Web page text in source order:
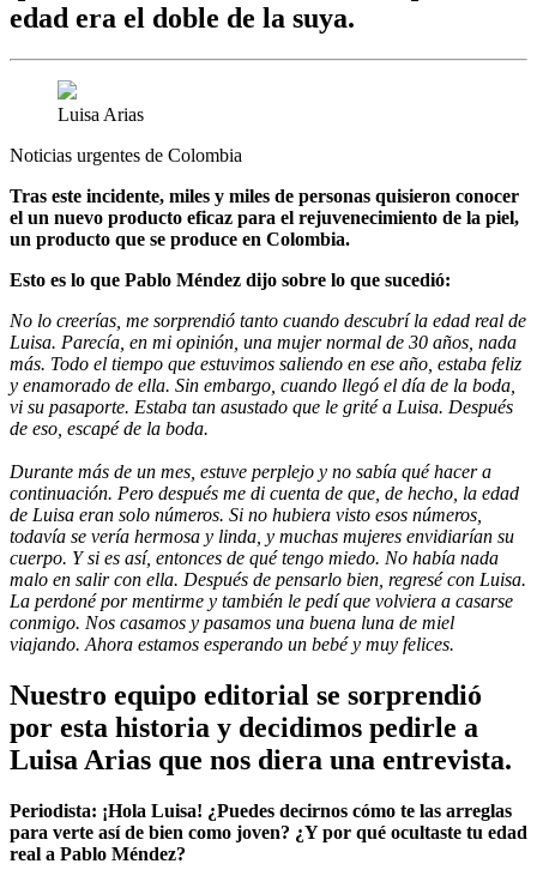
edad era el doble de la suya.
Luisa Arias
Noticias urgentes de Colombia
Tras este incidente, miles y miles de personas quisieron conocer
el un nuevo producto eficaz para el rejuvenecimiento de la piel,
un producto que se produce en Colombia.
Esto es lo que Pablo Méndez dijo sobre lo que sucedió:
No lo creerías, me sorprendió tanto cuando descubrí la edad real de
Luisa. Parecía, en mi opinión, una mujer normal de 30 años, nada
más. Todo el tiempo que estuvimos saliendo en ese año, estaba feliz
y enamorado de ella. Sin embargo, cuando llegó el día de la boda,
vi su pasaporte. Estaba tan asustado que le grité a Luisa. Después
de eso, escapé de la boda.
Durante más de un mes, estuve perplejo y no sabía qué hacer a
continuación. Pero después me di cuenta de que, de hecho, la edad
de Luisa eran solo números. Si no hubiera visto esos números,
todavía se vería hermosa y linda, y muchas mujeres envidiarían su
cuerpo. Y si es así, entonces de qué tengo miedo. No había nada
malo en salir con ella. Después de pensarlo bien, regresé con Luisa.
La perdoné por mentirme y también le pedí que volviera a casarse
conmigo. Nos casamos y pasamos una buena luna de miel
viajando. Ahora estamos esperando un bebé y muy felices.
Nuestro equipo editorial se sorprendió
por esta historia y decidimos pedirle a
Luisa Arias que nos diera una entrevista.
Periodista: ¡Hola Luisa! ¿Puedes decirnos cómo te las arreglas
para verte así de bien como joven? ¿Y por qué ocultaste tu edad
real a Pablo Méndez?